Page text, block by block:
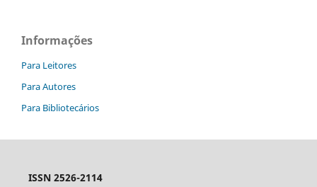
Informações
Para Leitores
Para Autores
Para Bibliotecários
ISSN 2526-2114